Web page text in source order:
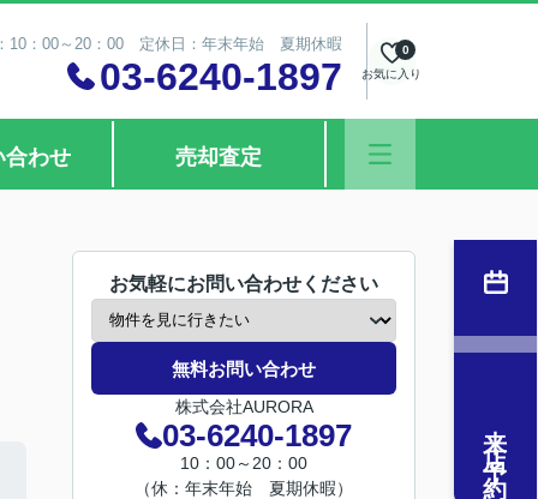
10：00～20：00 定休日：年末年始 夏期休暇
03-6240-1897 お気に入り
0
合わせ 売却査定
お気軽にお問い合わせください
無料お問い合わせ
株式会社AURORA
03-6240-1897
10：00～20：00
（休：年末年始 夏期休暇）
来店予約